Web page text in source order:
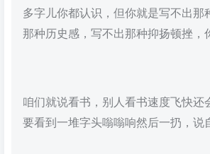
多字儿你都认识，但你就是写不出那
那种历史感，写不出那种抑扬顿挫，
咱们就说看书，别人看书速度飞快还
要看到一堆字头嗡嗡响然后一扔，说